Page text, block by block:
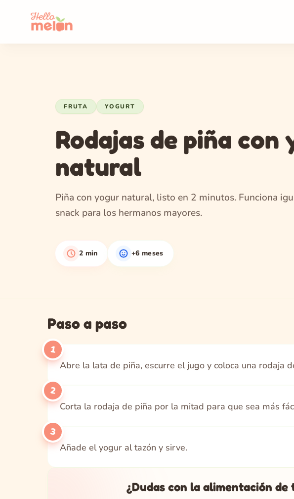
FRUTA YOGURT
Rodajas de piña con
natural
Piña con yogur natural, listo en 2 minutos. Funciona
snack para los hermanos mayores.
2 min +6 meses
Paso a paso
1
Abre la lata de piña, escurre el jugo y coloca una rodaja
2
Corta la rodaja de piña por la mitad para que sea más
3
Añade el yogur al tazón y sirve.
¿Dudas con la alimentación de